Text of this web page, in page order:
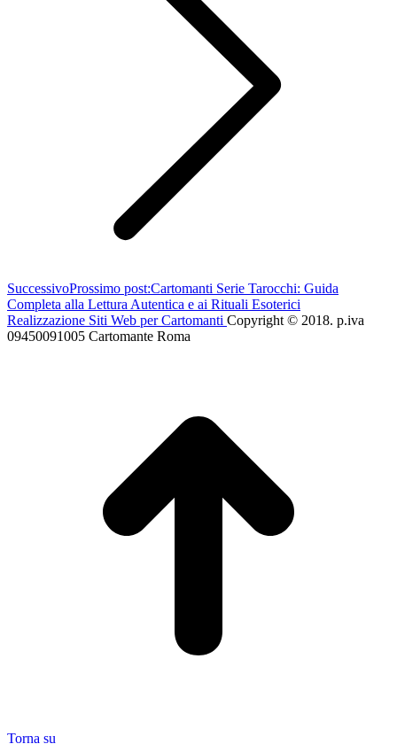
SuccessivoProssimo post:Cartomanti Serie Tarocchi: Guida
Completa alla Lettura Autentica e ai Rituali Esoterici
Realizzazione Siti Web per Cartomanti Copyright © 2018. p.iva
09450091005 Cartomante Roma
Torna su